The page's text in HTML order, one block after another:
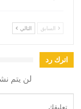
السابق التالي
اترك رد
لن يتم